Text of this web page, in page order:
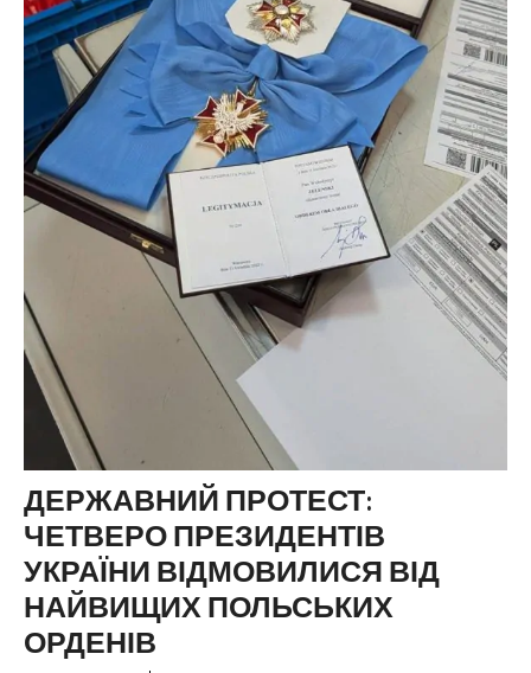
ДЕРЖАВНИЙ ПРОТЕСТ:
ЧЕТВЕРО ПРЕЗИДЕНТІВ
УКРАЇНИ ВІДМОВИЛИСЯ ВІД
НАЙВИЩИХ ПОЛЬСЬКИХ
ОРДЕНІВ